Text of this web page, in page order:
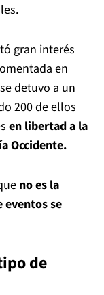
gran interés
en
detuvo a un
200 de ellos
en libertad a la
Occidente.
no es la
eventos se
de